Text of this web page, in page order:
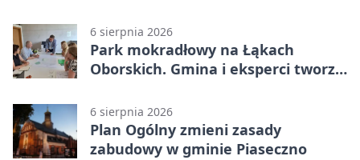
6 sierpnia 2026
Park mokradłowy na Łąkach
Oborskich. Gmina i eksperci tworzą
6 sierpnia 2026
Plan Ogólny zmieni zasady
zabudowy w gminie Piaseczno